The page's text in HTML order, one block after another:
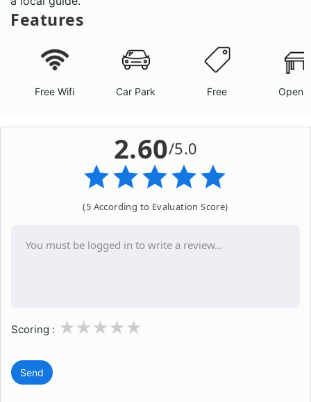
Features
Free Wifi Car Park Free Open
2.60/5.0
(5 According to Evaluation Score)
Scoring : 3
2
1
Send